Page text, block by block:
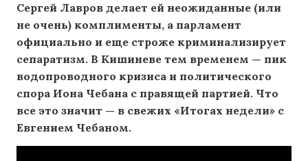
Сергей Лавров делает ей неожиданные (или
не очень) комплименты, а парламент
официально и еще строже криминализирует
сепаратизм. В Кишиневе тем временем — пик
водопроводного кризиса и политического
спора Иона Чебана с правящей партией. Что
все это значит — в свежих «Итогах недели» с
Евгением Чебаном.